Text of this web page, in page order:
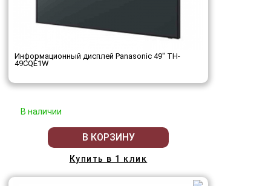
Информационный дисплей Panasonic 49" TH-
49CQE1W
В наличии
В КОРЗИНУ
Купить в 1 клик